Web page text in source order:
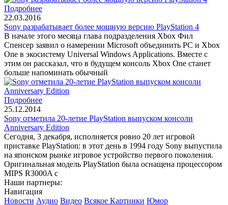
Подробнее
22.03.2016
Sony разрабатывает более мощную версию PlayStation 4
В начале этого месяца глава подразделения Xbox Фил
Спенсер заявил о намерении Microsoft объединить PC и Xbox
One в экосистему Universal Windows Applications. Вместе с
этим он рассказал, что в будущем консоль Xbox One станет
больше напоминать обычный
Подробнее
25.12.2014
Sony отметила 20-летие PlayStation выпуском консоли
Anniversary Edition
Сегодня, 3 декабря, исполняется ровно 20 лет игровой
приставке PlayStation: в этот день в 1994 году Sony выпустила
на японском рынке игровое устройство первого поколения.
Оригинальная модель PlayStation была оснащена процессором
MIPS R3000A с
Наши партнеры:
Навигация
Новости Аудио Видео Всякое Картинки Юмор